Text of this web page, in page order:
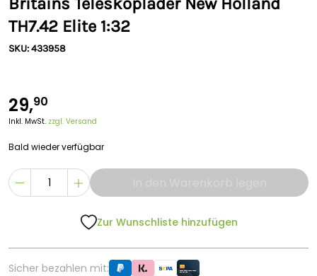
TH7.42 Elite 1:32
SKU: 433958
29,90
Inkl. MwSt. zzgl. Versand
Bald wieder verfügbar
Zur Wunschliste hinzufügen
Sicher bezahlen mit: